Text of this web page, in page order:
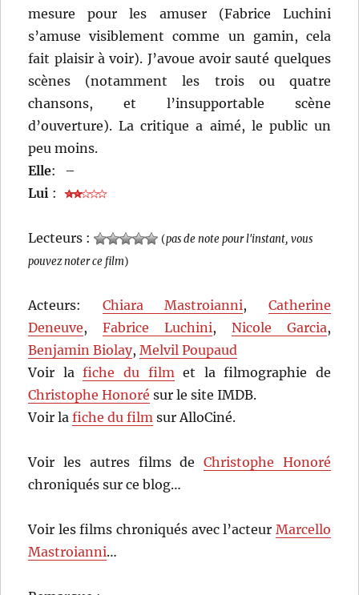
mesure pour les amuser (Fabrice Luchini
s’amuse visiblement comme un gamin, cela
fait plaisir à voir). J’avoue avoir sauté quelques
scènes (notamment les trois ou quatre
chansons, et l’insupportable scène
d’ouverture). La critique a aimé, le public un
peu moins.
Elle:
–
Lui :
Lecteurs : (pas de note pour l'instant, vous
pouvez noter ce film)
Acteurs: Chiara Mastroianni, Catherine
Deneuve,Fabrice Luchini, Nicole Garcia,
Benjamin Biolay,Melvil Poupaud
Voir lafiche du film et la filmographie de
Christophe Honoré sur le site IMDB.
Voir lafiche du film sur AlloCiné.
Voir les autres films de Christophe Honoré
chroniqués sur ce blog…
Voir les films chroniqués avec l’acteur Marcello
Mastroianni…